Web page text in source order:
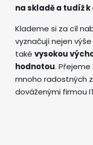
na skladě a tudíž
Klademe si za cíl
vyznačují nejen
také vysokou
hodnotou.
mnoho radostných
dováženými firmou